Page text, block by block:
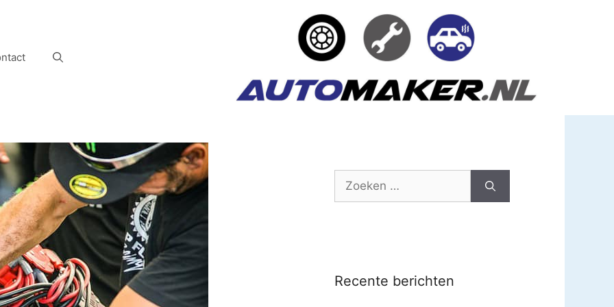
Zoek
Recente berichten